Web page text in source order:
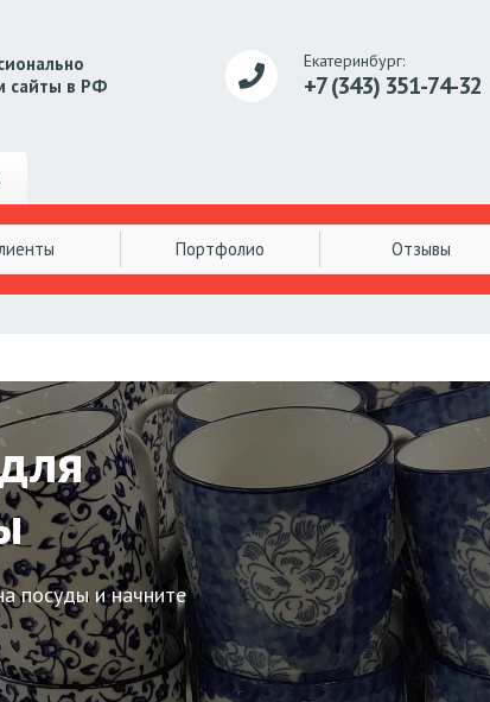
сайты в РФ
Екатеринбург:
+7 (343) 351-74-32
Портфолио Отзывы
посуды и начните